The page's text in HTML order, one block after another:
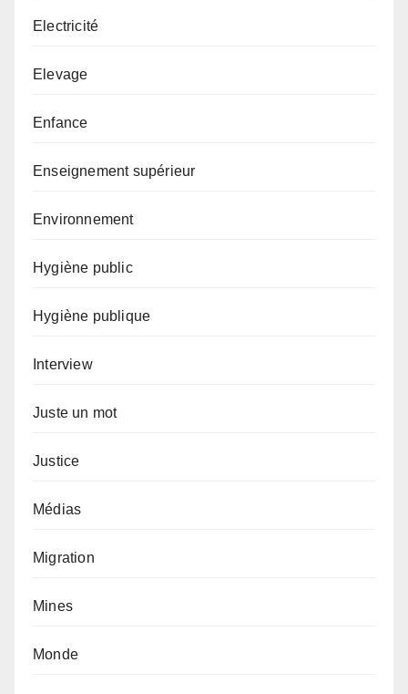
Electricité
Elevage
Enfance
Enseignement supérieur
Environnement
Hygiène public
Hygiène publique
Interview
Juste un mot
Justice
Médias
Migration
Mines
Monde